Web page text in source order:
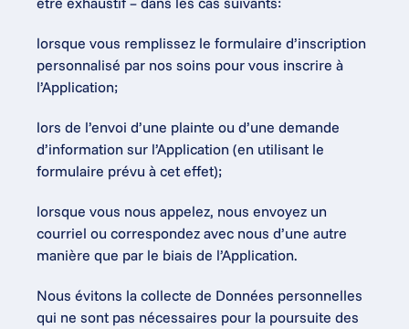
lorsque vous remplissez le formulaire d’inscription
personnalisé par nos soins pour vous inscrire à
l’Application;
lors de l’envoi d’une plainte ou d’une demande
d’information sur l’Application (en utilisant le
formulaire prévu à cet effet);
lorsque vous nous appelez, nous envoyez un
courriel ou correspondez avec nous d’une autre
manière que par le biais de l’Application.
Nous évitons la collecte de Données personnelles
qui ne sont pas nécessaires pour la poursuite des